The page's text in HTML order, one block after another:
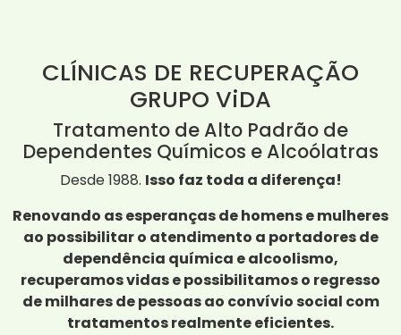
CLÍNICAS DE RECUPERAÇÃO
GRUPO ViDA
Tratamento de Alto Padrão de
Dependentes Químicos e Alcoólatras
Desde 1988. Isso faz toda a diferença!
Renovando as esperanças de homens e mulheres
ao possibilitar o atendimento a portadores de
dependência química e alcoolismo,
recuperamos vidas e possibilitamos o regresso
de milhares de pessoas ao convívio social com
tratamentos realmente eficientes.